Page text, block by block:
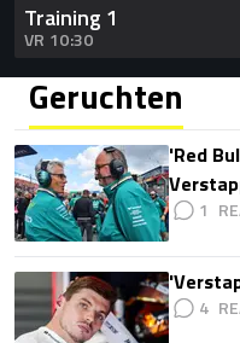
Training 1
VR 10:30
Geruchten
'Red
1
4